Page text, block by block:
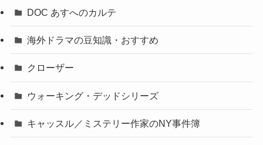
DOC あすへのカルテ
海外ドラマの豆知識・おすすめ
クローザー
ウォーキング・デッドシリーズ
キャッスル／ミステリー作家のNY事件簿